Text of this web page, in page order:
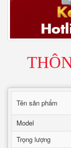
Tên sản phẩm
Model
Trọng lượng